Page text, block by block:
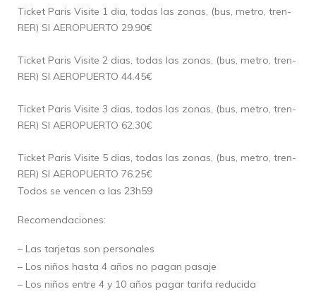
Ticket Paris Visite 1 dia, todas las zonas, (bus, metro, tren-
RER) SI AEROPUERTO 29.90€
Ticket Paris Visite 2 dias, todas las zonas, (bus, metro, tren-
RER) SI AEROPUERTO 44.45€
Ticket Paris Visite 3 dias, todas las zonas, (bus, metro, tren-
RER) SI AEROPUERTO 62.30€
Ticket Paris Visite 5 dias, todas las zonas, (bus, metro, tren-
RER) SI AEROPUERTO 76.25€
Todos se vencen a las 23h59
Recomendaciones:
– Las tarjetas son personales
– Los niños hasta 4 años no pagan pasaje
– Los niños entre 4 y 10 años pagar tarifa reducida